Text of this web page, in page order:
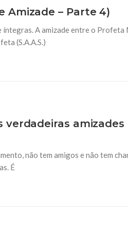
Amizade – Parte 4)
A amizade entre o Profeta
(S.A.A.S.)
amizades
não tem amigos e não tem
É